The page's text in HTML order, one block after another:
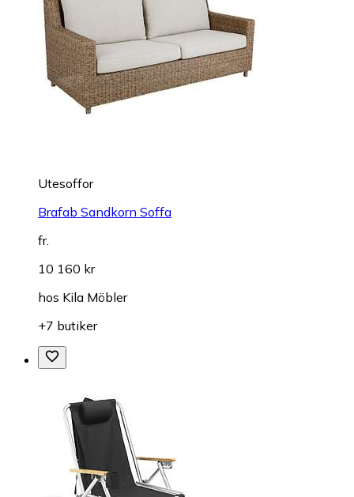
Utesoffor
Brafab Sandkorn Soffa
fr.
10 160 kr
hos Kila Möbler
+7 butiker